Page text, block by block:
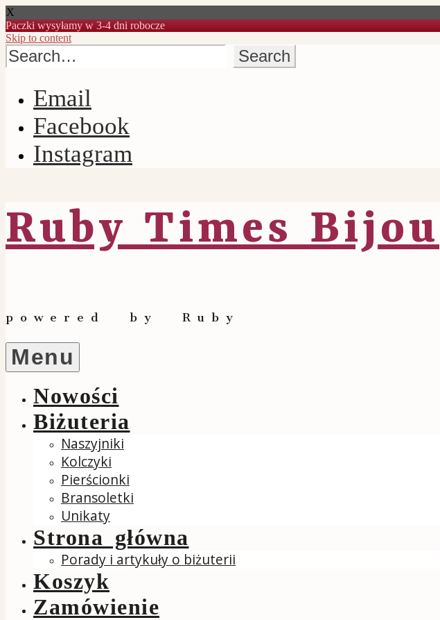
X
Paczki wysyłamy w 3-4 dni robocze
Skip to content
Email
Facebook
Instagram
Ruby Times Bijou
powered by Ruby
Menu
Nowości
Biżuteria
Naszyjniki
Kolczyki
Pierścionki
Bransoletki
Unikaty
Strona główna
Porady i artykuły o biżuterii
Koszyk
Zamówienie